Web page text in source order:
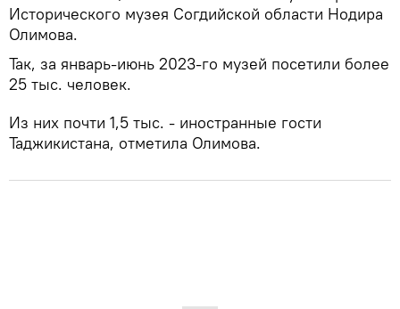
Исторического музея Согдийской области Нодира
Олимова.
Так, за январь-июнь 2023-го музей посетили более
25 тыс. человек.
Из них почти 1,5 тыс. - иностранные гости
Таджикистана, отметила Олимова.